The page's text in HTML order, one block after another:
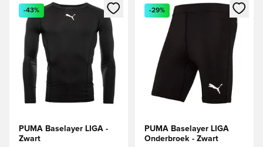
Opent een venster om in te loggen of je aan te melden als
-43%
PUMA Baselayer LIGA -
Zwart
Opent een venster om in te
-29%
PUMA Baselayer LIGA
Onderbroek - Zwart